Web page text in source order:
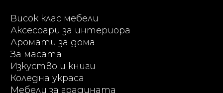
Висок клас мебели
Аксесоари за интериора
Аромати за дома
За масата
Изкуство и книги
Коледна украса
Мебели за градината